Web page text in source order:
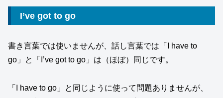
I’ve got to go
書き言葉では使いませんが、話し言葉では「I have to
go」と「I’ve got to go」は（ほぼ）同じです。
「I have to go」と同じように使って問題ありませんが、